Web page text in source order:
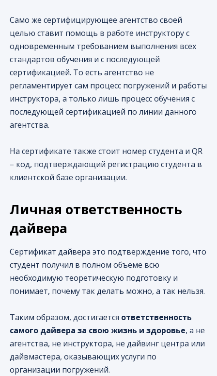
Само же сертифицирующее агентство своей
целью ставит помощь в работе инструктору с
одновременным требованием выполнения всех
стандартов обучения и с последующей
сертификацией. То есть агентство не
регламентирует сам процесс погружений и работы
инструктора, а только лишь процесс обучения с
последующей сертификацией по линии данного
агентства.
На сертификате также стоит номер студента и QR
– код, подтверждающий регистрацию студента в
клиентской базе организации.
Личная ответственность
дайвера
Сертификат дайвера это подтверждение того, что
студент получил в полном объеме всю
необходимую теоретическую подготовку и
понимает, почему так делать можно, а так нельзя.
Таким образом, достигается ответственность
самого дайвера за свою жизнь и здоровье, а не
агентства, не инструктора, не дайвинг центра или
дайвмастера, оказывающих услуги по
организации погружений.